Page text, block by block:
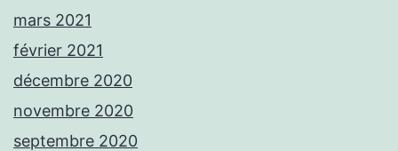
mars 2021
février 2021
décembre 2020
novembre 2020
septembre 2020